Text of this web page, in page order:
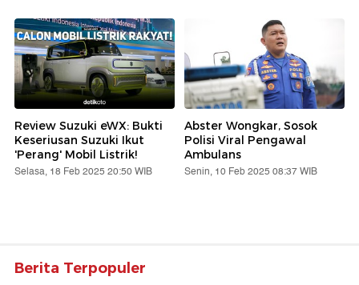
Review Suzuki eWX: Bukti
Keseriusan Suzuki Ikut
'Perang' Mobil Listrik!
Selasa, 18 Feb 2025 20:50 WIB
Abster Wongkar, Sosok
Polisi Viral Pengawal
Ambulans
Senin, 10 Feb 2025 08:37 WIB
Berita Terpopuler